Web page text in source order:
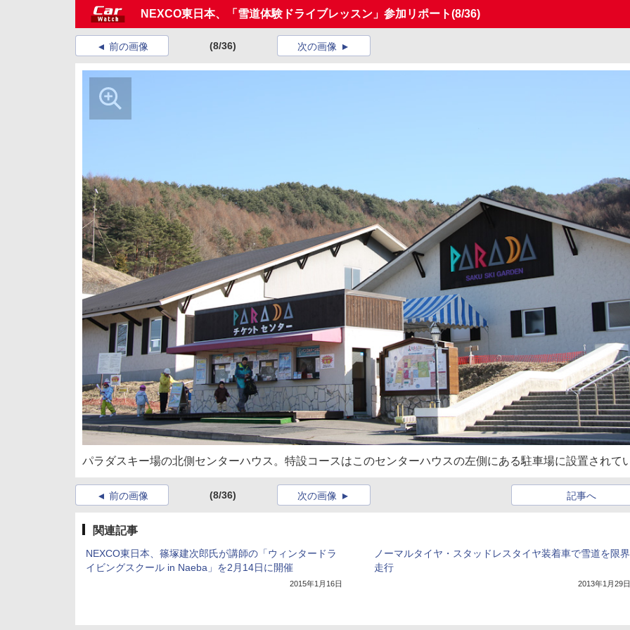
NEXCO東日本、「雪道体験ドライブレッスン」参加リポート(8/36)
前の画像 (8/36) 次の画像
パラダスキー場の北側センターハウス。特設コースはこのセンターハウスの左側にある駐車場に設置されて
前の画像 (8/36) 記事へ
次の画像
関連記事
NEXCO東日本、篠塚建次郎氏が講師の「ウィンタードラ
イビングスクール in Naeba」を2月14日に開催
2015年1月16日
ノーマルタイヤ・スタッドレスタイヤ装着車で雪道を限界
走行
2013年1月29日